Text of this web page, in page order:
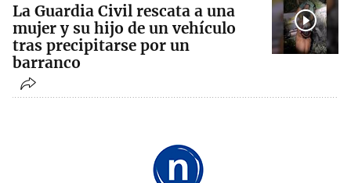
La Guardia Civil rescata a una
mujer y su hijo de un vehículo
tras precipitarse por un
barranco